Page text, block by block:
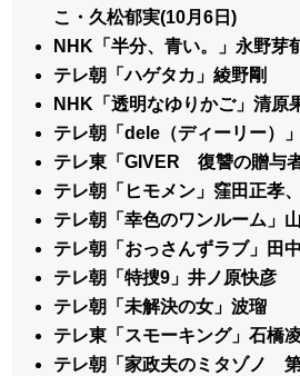
こ・久松郁実(10月6日)
NHK「半分、青い。」永野芽
テレ朝「ハゲタカ」綾野剛
NHK「透明なゆりかご」清原
テレ朝「dele（ディーリー）
テレ東「GIVER 復讐の贈与
テレ朝「ヒモメン」窪田正孝
テレ朝「幸色のワンルーム」
テレ朝「おっさんずラブ」田
テレ朝「特捜9」井ノ原快彦
テレ朝「未解決の女」波瑠
テレ東「スモーキング」石橋
テレ朝「家政夫のミタゾノ